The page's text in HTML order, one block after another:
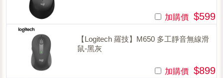
加購價 $599
【Logitech 羅技】M650 多工靜音無線滑
鼠-黑灰
加購價 $899